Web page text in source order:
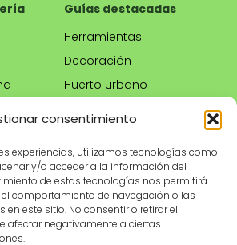
consentimiento
experiencias, utilizamos tecnologías como
y/o acceder a la información del
de estas tecnologías nos permitirá
comportamiento de navegación o las
este sitio. No consentir o retirar el
afectar negativamente a ciertas
Guías destacadas
Herramientas
Decoración
Huerto urbano
Información legal
Aviso legal
Política de privacidad